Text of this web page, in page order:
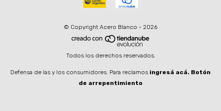
© Copyright Acero Blanco - 2026
Todos los derechos reservados.
Defensa de las y los consumidores. Para reclamos ingresá acá. Botón
de arrepentimiento